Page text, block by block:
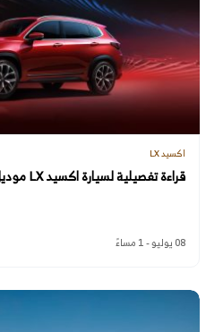
اكسيد LX
قراءة تفصيلية لسيارة اكسيد LX موديل 2026 بالسعودية
08 يوليو - 1 مساءً